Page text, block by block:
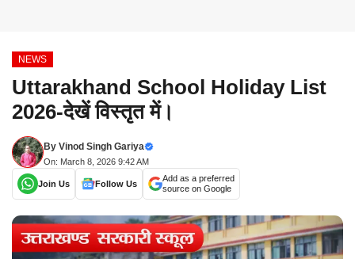
NEWS
Uttarakhand School Holiday List
2026-देखें विस्तृत में।
By Vinod Singh Gariya
On: March 8, 2026 9:42 AM
Join Us Follow Us
Add as a preferred
source on Google